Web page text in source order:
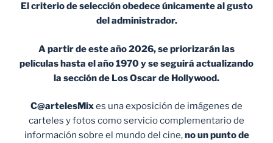
El criterio de selección obedece únicamente al gusto
del administrador.
A partir de este año 2026, se priorizarán las
películas hasta el año 1970 y se seguirá actualizando
la sección de Los Oscar de Hollywood.
C@artelesMixes una exposición de imágenes de
carteles y fotos como servicio complementario de
información sobre el mundo del cine,no un punto de